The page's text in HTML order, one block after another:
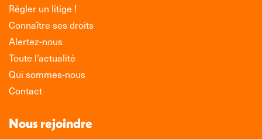
Régler un litige !
Connaître ses droits
Alertez-nous
Toute l’actualité
Qui sommes-nous
Contact
Nous rejoindre